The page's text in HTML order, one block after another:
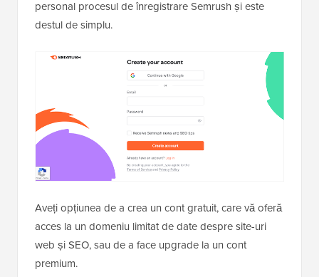
personal procesul de înregistrare Semrush și este
destul de simplu.
Aveți opțiunea de a crea un cont gratuit, care vă oferă
acces la un domeniu limitat de date despre site-uri
web și SEO, sau de a face upgrade la un cont
premium.